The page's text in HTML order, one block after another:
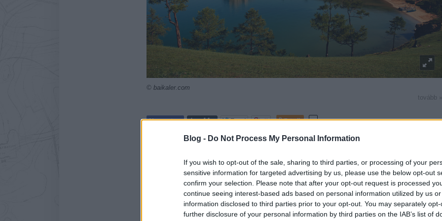
Blog - Do Not Process My Personal Information
If you wish to opt-out of the sale, sharing to third parties, or processing of your
sensitive information for targeted advertising by us, please use the below opt-out
confirm your selection. Please note that after your opt-out request is processed
continue seeing interest-based ads based on personal information utilized by us
information disclosed to third parties prior to your opt-out. You may separately
further disclosure of your personal information by third parties on the IAB’s list of
© baikaler.com
tovább »
Tetszik 0
Természet Szibéria Bajkál-tó
2018. FEBRUÁR 10. SZOMBAT vízpart |1 komment
Egy erőmű lehet Dánia legmenőbb közösségi tere